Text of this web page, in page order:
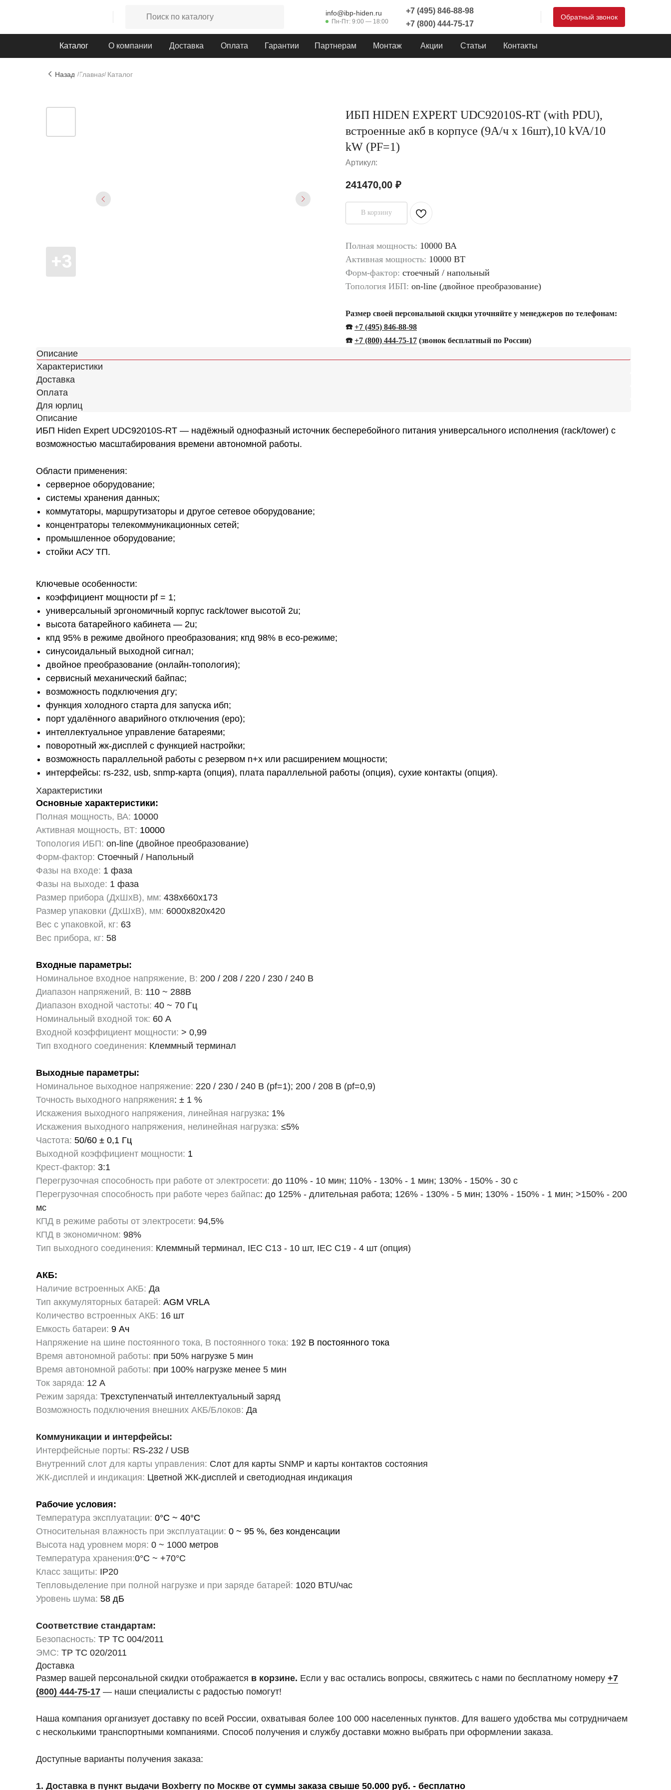
+7 (495) 846-88-98
info@ibp-hiden.ru Обратный звонок
Пн-Пт: 9:00 — 18:00 +7 (800) 444-75-17
Каталог О компании Доставка Оплата Гарантии Монтаж
Партнерам Акции Статьи Контакты
/Главная/ Каталог
Назад
ИБП HIDEN EXPERT UDC92010S-RT (with PDU),
встроенные акб в корпусе (9А/ч х 16шт),10 kVA/10
kW (PF=1)
Артикул:
241470,00 ₽
В корзину
Полная мощность: 10000 ВА
Активная мощность: 10000 ВТ
Форм-фактор: стоечный / напольный
Топология ИБП: on-line (двойное преобразование)
Размер своей персональной скидки уточняйте у менеджеров по телефонам:
☎️ +7 (495) 846-88-98
☎️ +7 (800) 444-75-17 (звонок бесплатный по России)
Описание
Характеристики
Доставка
Оплата
Для юрлиц
Описание
ИБП Hiden Expert UDC92010S-RT — надёжный однофазный источник бесперебойного питания универсального исполнения (rack/tower) с
возможностью масштабирования времени автономной работы.
Области применения:
серверное оборудование;
системы хранения данных;
коммутаторы, маршрутизаторы и другое сетевое оборудование;
концентраторы телекоммуникационных сетей;
промышленное оборудование;
стойки АСУ ТП.
Ключевые особенности:
коэффициент мощности pf = 1;
универсальный эргономичный корпус rack/tower высотой 2u;
высота батарейного кабинета — 2u;
кпд 95% в режиме двойного преобразования; кпд 98% в eco-режиме;
синусоидальный выходной сигнал;
двойное преобразование (онлайн-топология);
сервисный механический байпас;
возможность подключения дгу;
функция холодного старта для запуска ибп;
порт удалённого аварийного отключения (epo);
интеллектуальное управление батареями;
поворотный жк-дисплей с функцией настройки;
возможность параллельной работы с резервом n+x или расширением мощности;
интерфейсы: rs-232, usb, snmp-карта (опция), плата параллельной работы (опция), сухие контакты (опция).
Характеристики
Основные характеристики:
Полная мощность, ВА: 10000
Активная мощность, ВТ: 10000
Топология ИБП: on-line (двойное преобразование)
Форм-фактор: Стоечный / Напольный
Фазы на входе: 1 фаза
Фазы на выходе: 1 фаза
Размер прибора (ДхШхВ), мм: 438х660х173
Размер упаковки (ДхШхВ), мм: 6000х820х420
Вес с упаковкой, кг: 63
Вес прибора, кг: 58
Входные параметры:
Номинальное входное напряжение, В: 200 / 208 / 220 / 230 / 240 В
Диапазон напряжений, В: 110 ~ 288В
Диапазон входной частоты: 40 ~ 70 Гц
Номинальный входной ток: 60 А
Входной коэффициент мощности: > 0,99
Тип входного соединения: Клеммный терминал
Выходные параметры:
Номинальное выходное напряжение: 220 / 230 / 240 В (pf=1); 200 / 208 В (pf=0,9)
Точность выходного напряжения: ± 1 %
Искажения выходного напряжения, линейная нагрузка: 1%
Искажения выходного напряжения, нелинейная нагрузка: ≤5%
Частота: 50/60 ± 0,1 Гц
Выходной коэффициент мощности: 1
Крест-фактор: 3:1
Перегрузочная способность при работе от электросети: до 110% - 10 мин; 110% - 130% - 1 мин; 130% - 150% - 30 с
Перегрузочная способность при работе через байпас: до 125% - длительная работа; 126% - 130% - 5 мин; 130% - 150% - 1 мин; >150% - 200
мс
КПД в режиме работы от электросети: 94,5%
КПД в экономичном: 98%
Тип выходного соединения: Клеммный терминал, IEC C13 - 10 шт, IEC C19 - 4 шт (опция)
АКБ:
Наличие встроенных АКБ: Да
Тип аккумуляторных батарей: AGM VRLA
Количество встроенных АКБ: 16 шт
Емкость батареи: 9 Ач
Напряжение на шине постоянного тока, В постоянного тока: 192 В постоянного тока
Время автономной работы: при 50% нагрузке 5 мин
Время автономной работы: при 100% нагрузке менее 5 мин
Ток заряда: 12 А
Режим заряда: Трехступенчатый интеллектуальный заряд
Возможность подключения внешних АКБ/Блоков: Да
Коммуникации и интерфейсы:
Интерфейсные порты: RS-232 / USB
Внутренний слот для карты управления: Слот для карты SNMP и карты контактов состояния
ЖК-дисплей и индикация: Цветной ЖК-дисплей и светодиодная индикация
Рабочие условия:
Температура эксплуатации: 0°C ~ 40°C
Относительная влажность при эксплуатации: 0 ~ 95 %, без конденсации
Высота над уровнем моря: 0 ~ 1000 метров
Температура хранения:0°C ~ +70°C
Класс защиты: IP20
Тепловыделение при полной нагрузке и при заряде батарей: 1020 BTU/час
Уровень шума: 58 дБ
Соответствие стандартам:
Безопасность: ТР ТС 004/2011
ЭМС: ТР ТС 020/2011
Доставка
Размер вашей персональной скидки отображается в корзине. Если у вас остались вопросы, свяжитесь с нами по бесплатному номеру +7
(800) 444-75-17 — наши специалисты с радостью помогут!
Наша компания организует доставку по всей России, охватывая более 100 000 населенных пунктов. Для вашего удобства мы сотрудничаем
с несколькими транспортными компаниями. Способ получения и службу доставки можно выбрать при оформлении заказа.
Доступные варианты получения заказа:
1. Доставка в пункт выдачи Boxberry по Москве от суммы заказа свыше 50.000 руб. - бесплатно